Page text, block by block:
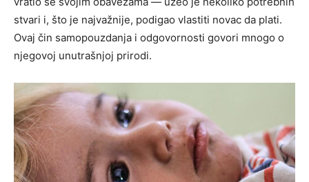
stvari i, što je najvažnije, podigao vlastiti novac da plati.
Ovaj čin samopouzdanja i odgovornosti govori mnogo o
njegovoj unutrašnjoj prirodi.